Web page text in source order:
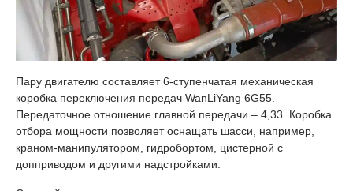
Пару двигателю составляет 6-ступенчатая механическая
коробка переключения передач WanLiYang 6G55.
Передаточное отношение главной передачи – 4,33. Коробка
отбора мощности позволяет оснащать шасси, например,
краном-манипулятором, гидробортом, цистерной с
допприводом и другими надстройками.